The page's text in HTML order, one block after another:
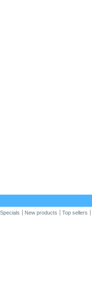
Specials New products Top sellers